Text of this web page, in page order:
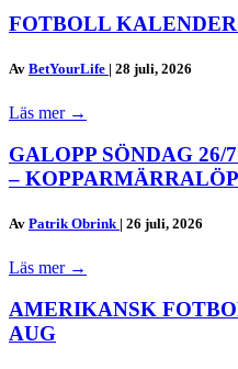
FOTBOLL
Av BetYourLife | 28 juli, 2026
Läs mer →
GALOPP SÖNDAG 26/
–
Av Patrik Obrink | 26 juli, 2026
Läs mer →
AMERIKANSK
AUG